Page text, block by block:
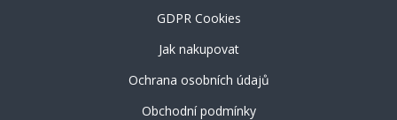
GDPR Cookies
Jak nakupovat
Ochrana osobních údajů
Obchodní podmínky